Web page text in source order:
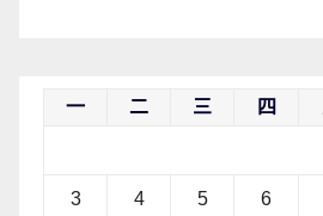
一 二 三 四
3 4 5 6